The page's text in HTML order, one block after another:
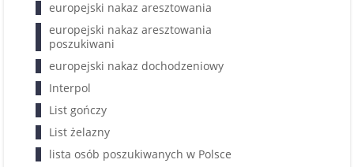
europejski nakaz aresztowania
europejski nakaz aresztowania
poszukiwani
europejski nakaz dochodzeniowy
Interpol
List gończy
List żelazny
lista osób poszukiwanych w Polsce